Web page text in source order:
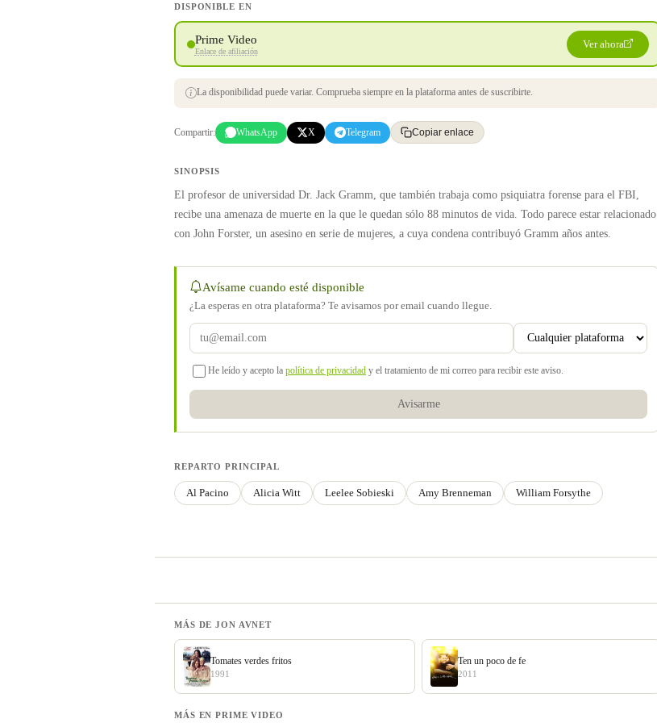
DISPONIBLE EN
Prime Video
Enlace de afiliación
Ver ahora
La disponibilidad puede variar. Comprueba siempre en la plataforma antes de suscribirte.
Compartir: WhatsApp X Telegram Copiar enlace
SINOPSIS
El profesor de universidad Dr. Jack Gramm, que también trabaja como psiquiatra forense para el FBI,
recibe una amenaza de muerte en la que le quedan sólo 88 minutos de vida. Todo parece estar relacionado
con John Forster, un asesino en serie de mujeres, a cuya condena contribuyó Gramm años antes.
Avísame cuando esté disponible
¿La esperas en otra plataforma? Te avisamos por email cuando llegue.
He leído y acepto la política de privacidad y el tratamiento de mi correo para recibir este aviso.
Avisarme
REPARTO PRINCIPAL
Al Pacino Alicia Witt Leelee Sobieski Amy Brenneman William Forsythe
MÁS DE JON AVNET
Tomates verdes fritos
1991
Ten un poco de fe
2011
MÁS EN PRIME VIDEO